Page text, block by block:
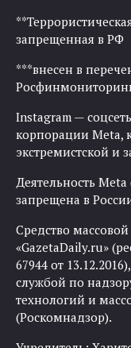
запрещенная в РФ
***внесен в
Instagram —
корпорации Meta,
экстремистской и
Деятельность
запрещена в
Средство
«GazetaDaily.ru»
67944 от
службой по
технологий и
(Роскомнадзор).